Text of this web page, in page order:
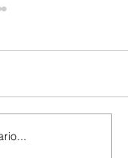
propuestas